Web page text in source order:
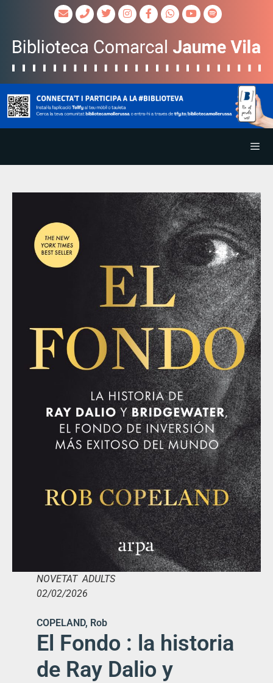
NOVETAT ADULTS
02/02/2026
COPELAND, Rob
El Fondo : la historia
de Ray Dalio y